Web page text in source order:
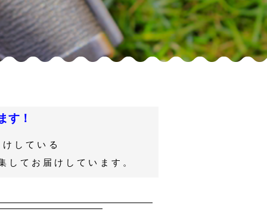
す！
している
してお届けしています。